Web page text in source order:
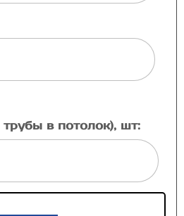
в потолок), шт: